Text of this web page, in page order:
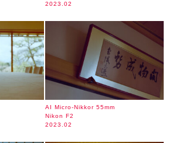
2023.02
AI Micro-Nikkor 55mm
Nikon F2
2023.02